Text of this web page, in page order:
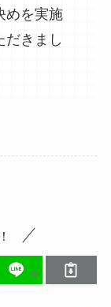
めを実施
だきまし